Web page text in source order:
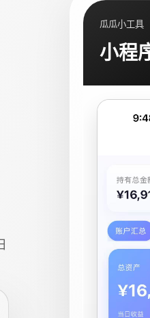
瓜瓜小工具
小程